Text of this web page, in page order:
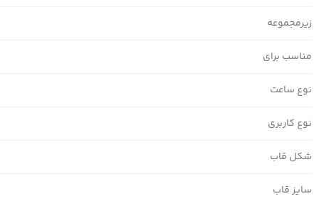
زیرمجموعه
مناسب برای
نوع ساعت
نوع کاربری
شکل قاب
سایز قاب